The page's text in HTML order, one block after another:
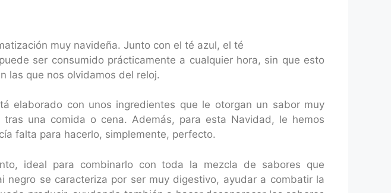
muy navideña. Junto con el té azul, el té
ser consumido prácticamente a cualquier hora, sin que esto
las que nos olvidamos del reloj.
elaborado con unos ingredientes que le otorgan un sabor muy
una comida o cena. Además, para esta Navidad, le hemos
falta para hacerlo, simplemente, perfecto.
ideal para combinarlo con toda la mezcla de sabores que
se caracteriza por ser muy digestivo, ayudar a combatir la